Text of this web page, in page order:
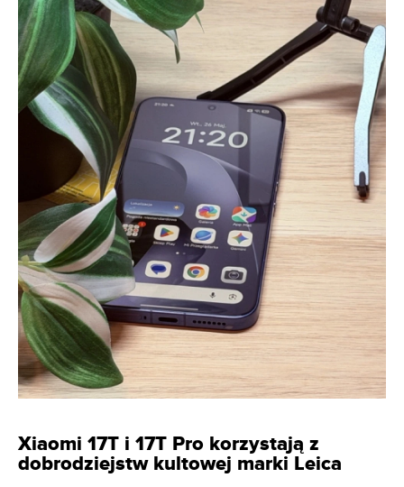
Xiaomi 17T i 17T Pro korzystają z
dobrodziejstw kultowej marki Leica